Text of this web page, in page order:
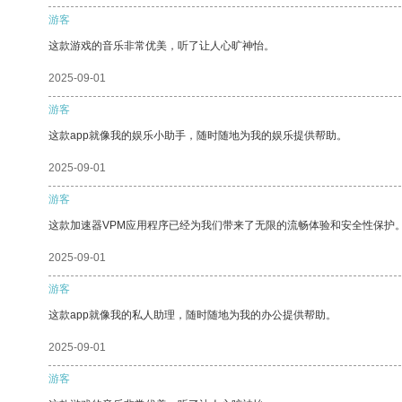
游客
这款游戏的音乐非常优美，听了让人心旷神怡。
2025-09-01
游客
这款app就像我的娱乐小助手，随时随地为我的娱乐提供帮助。
2025-09-01
游客
这款加速器VPM应用程序已经为我们带来了无限的流畅体验和安全性保护
2025-09-01
游客
这款app就像我的私人助理，随时随地为我的办公提供帮助。
2025-09-01
游客